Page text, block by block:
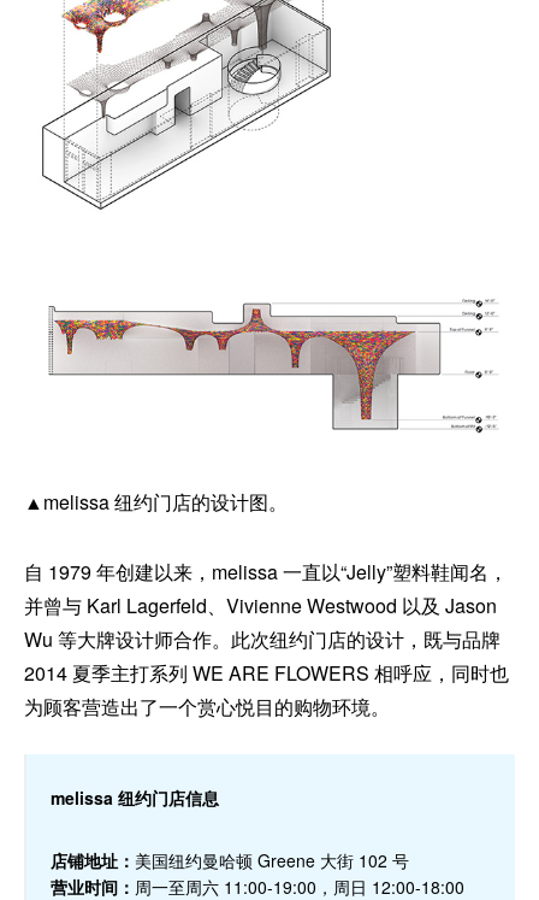
▲melissa 纽约门店的设计图。
自 1979 年创建以来，melissa 一直以“Jelly”塑料鞋闻名，
并曾与 Karl Lagerfeld、Vivienne Westwood 以及 Jason
Wu 等大牌设计师合作。此次纽约门店的设计，既与品牌
2014 夏季主打系列 WE ARE FLOWERS 相呼应，同时也
为顾客营造出了一个赏心悦目的购物环境。
melissa 纽约门店信息
店铺地址： 美国纽约曼哈顿 Greene 大街 102 号
营业时间： 周一至周六 11:00-19:00，周日 12:00-18:00